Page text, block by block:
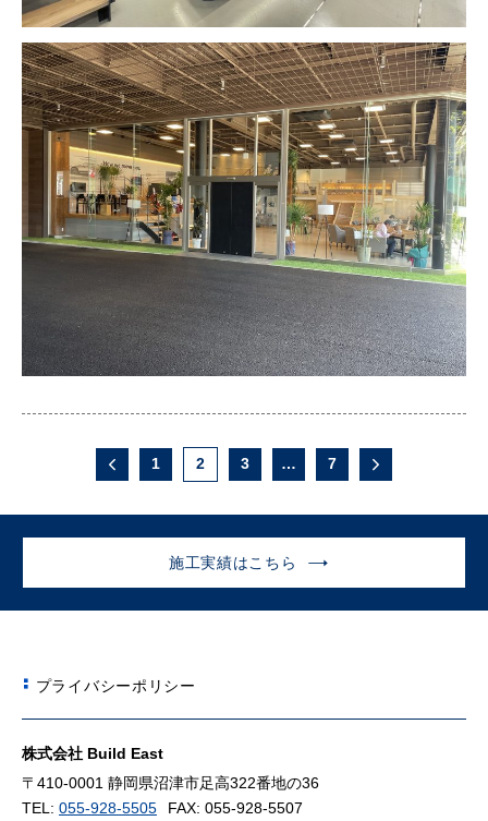
1 2 3 … 7
施工実績はこちら
プライバシーポリシー
株式会社 Build East
〒410-0001 静岡県沼津市足高322番地の36
TEL: 055-928-5505 FAX: 055-928-5507